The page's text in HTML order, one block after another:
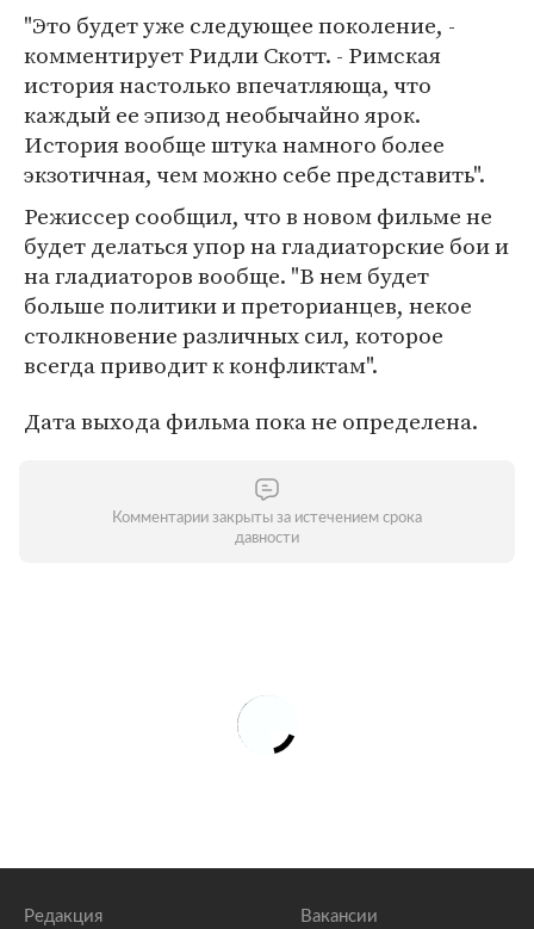
"Это будет уже следующее поколение, -
комментирует Ридли Скотт. - Римская
история настолько впечатляюща, что
каждый ее эпизод необычайно ярок.
История вообще штука намного более
экзотичная, чем можно себе представить".
Режиссер сообщил, что в новом фильме не
будет делаться упор на гладиаторские бои и
на гладиаторов вообще. "В нем будет
больше политики и преторианцев, некое
столкновение различных сил, которое
всегда приводит к конфликтам".
Дата выхода фильма пока не определена.
Комментарии закрыты за истечением срока
давности
Редакция Вакансии